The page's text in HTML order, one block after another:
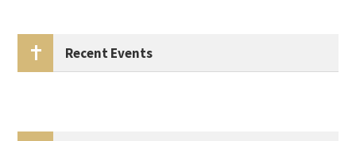
Recent Events